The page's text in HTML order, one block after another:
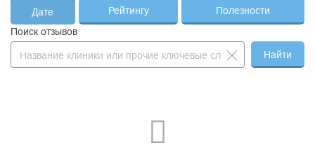
Дате Рейтингу
Полезности
Поиск отзывов
Найти